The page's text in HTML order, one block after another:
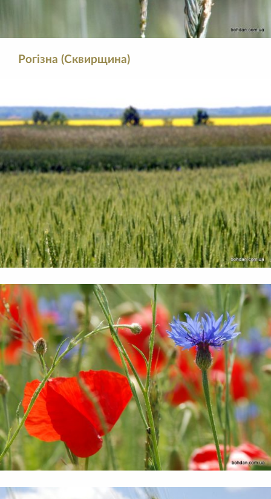
Рогізна (Сквирщина)